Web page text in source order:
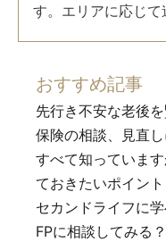
す。エリアに応じて
おすすめ記事
先行き不安な老後
保険の相談、見直
すべて知っていま
ておきたいポイント
セカンドライフに
FPに相談してみる